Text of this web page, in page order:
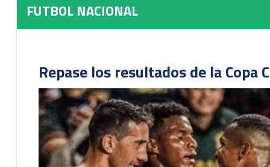
FUTBOL NACIONAL
Repase los resultados de la Copa